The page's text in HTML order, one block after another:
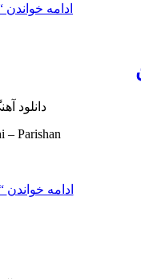
ادامه خواندن
دانلود
– Parishan
ادامه خواندن